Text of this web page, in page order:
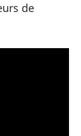
de